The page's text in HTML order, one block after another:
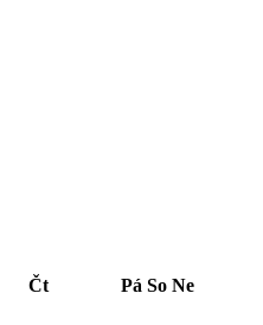
Čt Pá So Ne